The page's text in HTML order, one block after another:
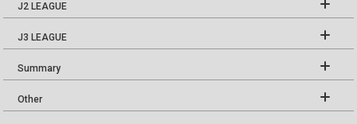
J2 LEAGUE
J3 LEAGUE
Summary
Other